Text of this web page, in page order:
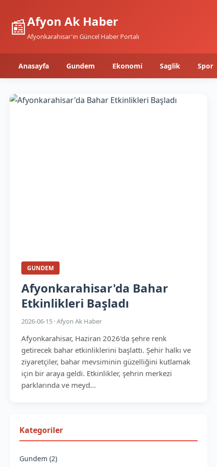
📰Afyon Ak Haber
Afyonkarahisar'ın Güncel Haber Portalı
Anasayfa Gundem Ekonomi Saglik Spor
GUNDEM
Afyonkarahisar'da Bahar
Etkinlikleri Başladı
2026-06-15 · Afyon Ak Haber
Afyonkarahisar, Haziran 2026'da şehre renk
getirecek bahar etkinliklerini başlattı. Şehir halkı ve
ziyaretçiler, bahar mevsiminin güzelliğini kutlamak
için bir araya geldi. Etkinlikler, şehrin merkezi
parklarında ve meyd...
Kategoriler
Gundem (2)